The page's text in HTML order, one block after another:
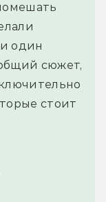
один
сюжет,
стоит